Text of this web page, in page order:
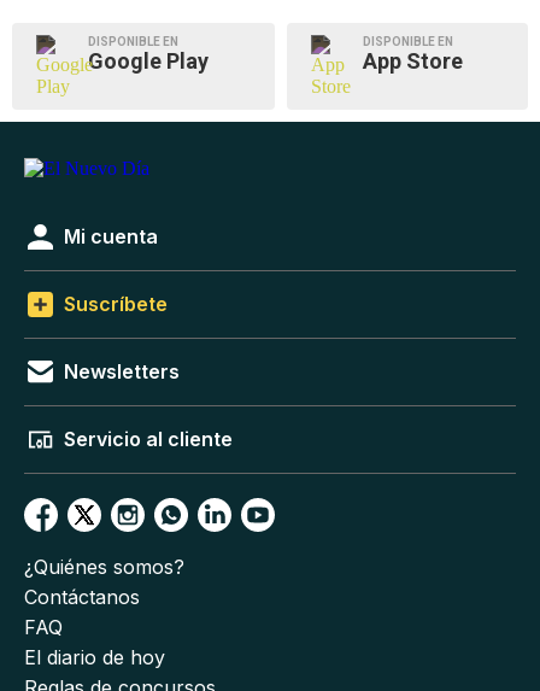
DISPONIBLE EN
Google Play
DISPONIBLE EN
App Store
Mi cuenta
Suscríbete
Newsletters
Servicio al cliente
¿Quiénes somos?
Contáctanos
FAQ
El diario de hoy